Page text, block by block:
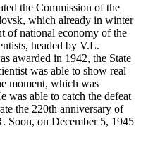
the Commission of the
which already in winter
of national economy of the
headed by V.L.
awarded in 1942, the State
was able to show real
moment, which was
was able to catch the defeat
the 220th anniversary of
Soon, on December 5, 1945